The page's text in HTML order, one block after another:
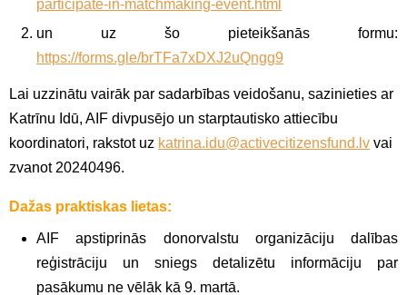
participate-in-matchmaking-event.html
un uz šo pieteikšanās formu:
https://forms.gle/brTFa7xDXJ2uQngg9
Lai uzzinātu vairāk par sadarbības veidošanu, sazinieties ar
Katrīnu Idū, AIF divpusējo un starptautisko attiecību
koordinatori, rakstot uz katrina.idu@activecitizensfund.lv vai
zvanot 20240496.
Dažas praktiskas lietas:
AIF apstiprinās donorvalstu organizāciju dalības
reģistrāciju un sniegs detalizētu informāciju par
pasākumu ne vēlāk kā 9. martā.